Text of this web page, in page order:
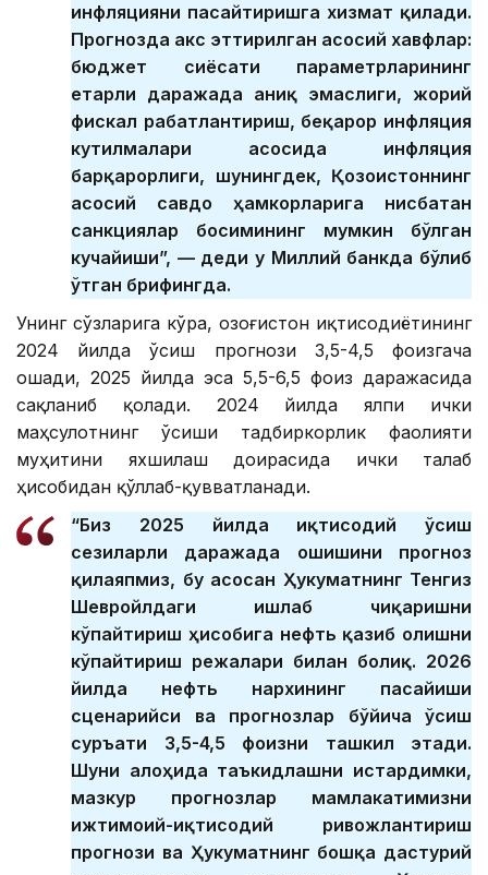
инфляцияни пасайтиришга хизмат қилади.
Прогнозда акс эттирилган асосий хавфлар:
бюджет сиёсати параметрларининг
етарли даражада аниқ эмаслиги, жорий
фискал рағбатлантириш, беқарор инфляция
кутилмалари асосида инфляция
барқарорлиги, шунингдек, Қозоғистоннинг
асосий савдо ҳамкорларига нисбатан
санкциялар босимининг мумкин бўлган
кучайиши”, — деди у Миллий банкда бўлиб
ўтган брифингда.
Унинг сўзларига кўра, Қозоғистон иқтисодиётининг
2024 йилда ўсиш прогнози 3,5-4,5 фоизгача
ошади, 2025 йилда эса 5,5-6,5 фоиз даражасида
сақланиб қолади. 2024 йилда ялпи ички
маҳсулотнинг ўсиши тадбиркорлик фаолияти
муҳитини яхшилаш доирасида ички талаб
ҳисобидан қўллаб-қувватланади.
“Биз 2025 йилда иқтисодий ўсиш
сезиларли даражада ошишини прогноз
қилаяпмиз, бу асосан Ҳукуматнинг Тенгиз
Шевройлдаги ишлаб чиқаришни
кўпайтириш ҳисобига нефть қазиб олишни
кўпайтириш режалари билан боғлиқ. 2026
йилда нефть нархининг пасайиши
сценарийси ва прогнозлар бўйича ўсиш
суръати 3,5-4,5 фоизни ташкил этади.
Шуни алоҳида таъкидлашни истардимки,
мазкур прогнозлар мамлакатимизни
ижтимоий-иқтисодий ривожлантириш
прогнози ва Ҳукуматнинг бошқа дастурий